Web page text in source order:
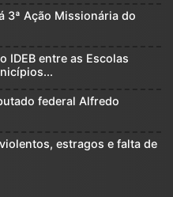
3ª Ação Missionária do
IDEB entre as Escolas
federal Alfredo
estragos e falta de